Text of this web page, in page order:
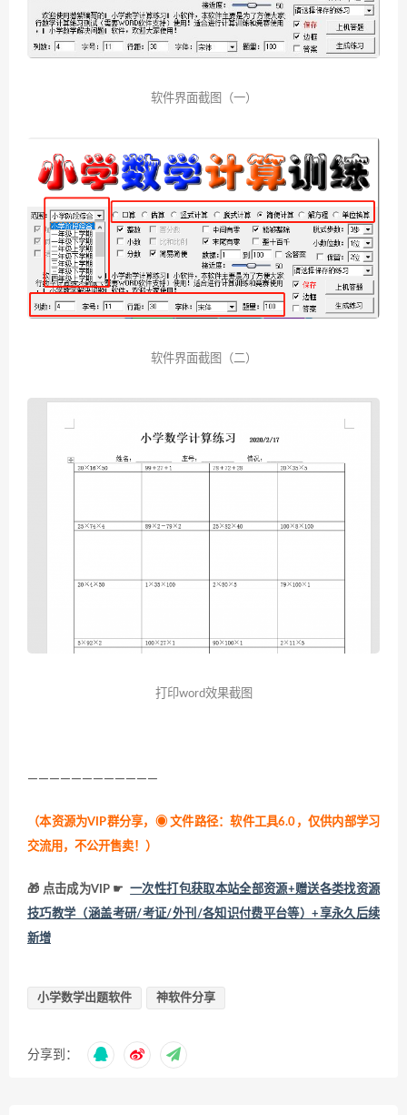
软件界面截图（一）
软件界面截图（二）
打印word效果截图
————————————
（本资源为VIP群分享， ◉ 文件路径：软件工具6.0，仅供内部学习
交流用，不公开售卖！ ）
🎁 点击成为VIP ☛ 一次性打包获取本站全部资源+赠送各类找资源
技巧教学（涵盖考研/考证/外刊/各知识付费平台等）+享永久后续
新增
小学数学出题软件 神软件分享
分享到：